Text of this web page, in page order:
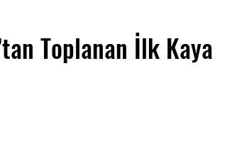
Toplanan İlk Kaya